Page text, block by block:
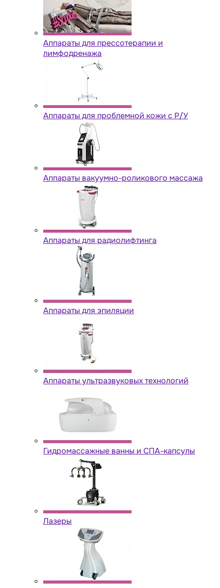
Аппараты для прессотерапии и
лимфодренажа
Аппараты для проблемной кожи с Р/У
Аппараты вакуумно-роликового массажа
Аппараты для радиолифтинга
Аппараты для эпиляции
Аппараты ультразвуковых технологий
Гидромассажные ванны и СПА-капсулы
Лазеры